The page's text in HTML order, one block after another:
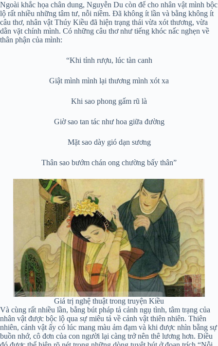
Ngoài khắc họa chân dung, Nguyễn Du còn để cho nhân vật mình bộc
lộ rất nhiều những tâm tư, nỗi niềm. Đã không ít lần và bằng không ít
câu thơ, nhân vật Thúy Kiều đã hiện trạng thái vừa xót thương, vừa
dằn vặt chính mình. Có những câu thơ như tiếng khóc nấc nghẹn về
thân phận của mình:
“Khi tỉnh rượu, lúc tàn canh
Giật mình mình lại thương mình xót xa
Khi sao phong gấm rũ là
Giờ sao tan tác như hoa giữa đường
Mặt sao dày gió dạn sương
Thân sao bướm chán ong chường bấy thân”
Giá trị nghệ thuật trong truyện Kiều
Và cùng rất nhiều lần, bằng bút pháp tả cảnh ngụ tình, tâm trạng của
nhân vật được bộc lộ qua sự miêu tả về cảnh vật thiên nhiên. Thiên
nhiên, cảnh vật ấy có lúc mang màu ảm đạm và khi được nhìn bằng sự
buồn nhớ, cô đơn của con người lại càng trở nên thê lương hơn. Điều